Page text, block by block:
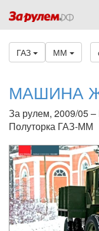
ГАЗ ММ
МАШИНА
За рулем, 2009/05
Полуторка ГАЗ-ММ